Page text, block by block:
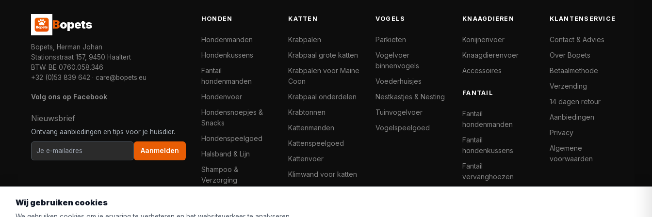
Bopets
Bopets, Herman Johan
Stationsstraat 157, 9450 Haaltert
BTW: BE 0760.058.346
+32 (0)53 839 642 · care@bopets.eu
Volg ons op Facebook
Nieuwsbrief
Ontvang aanbiedingen en tips voor je huisdier.
Aanmelden
HONDEN
Hondenmanden
Hondenkussens
Fantail
hondenmanden
Hondenvoer
Hondensnoepjes &
Snacks
Hondenspeelgoed
Halsband & Lijn
Shampoo &
Verzorging
KATTEN
Krabpalen
Krabpaal grote katten
Krabpalen voor Maine
Coon
Krabpaal onderdelen
Krabtonnen
Kattenmanden
Kattenspeelgoed
Kattenvoer
Klimwand voor katten
VOGELS
Parkieten
Vogelvoer
binnenvogels
Voederhuisjes
Nestkastjes & Nesting
Tuinvogelvoer
Vogelspeelgoed
KNAAGDIEREN
Konijnenvoer
Knaagdierenvoer
Accessoires
FANTAIL
Fantail
hondenmanden
Fantail
hondenkussens
Fantail
vervanghoezen
KLANTENSERVICE
Contact & Advies
Over Bopets
Betaalmethode
Verzending
14 dagen retour
Aanbiedingen
Privacy
Algemene
voorwaarden
Wij gebruiken cookies